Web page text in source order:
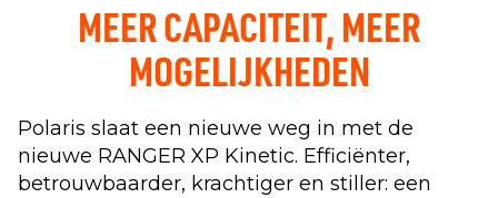
MEER CAPACITEIT, MEER
MOGELIJKHEDEN
Polaris slaat een nieuwe weg in met de
nieuwe RANGER XP Kinetic. Efficiënter,
betrouwbaarder, krachtiger en stiller: een